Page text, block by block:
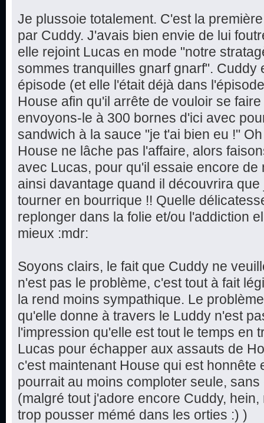
Je plussoie totalement. C'est la
par Cuddy. J'avais bien envie de lui
elle rejoint Lucas en mode "notre
sommes tranquilles gnarf gnarf". Cuddy
épisode (et elle l'était déjà dans
House afin qu'il arrête de vouloir se
envoyons-le à 300 bornes d'ici avec
sandwich à la sauce "je t'ai bien eu !"
House ne lâche pas l'affaire, alors
avec Lucas, pour qu'il essaie encore de
ainsi davantage quand il découvrira
tourner en bourrique !! Quelle
replonger dans la folie et/ou l'addiction
mieux :mdr:
Soyons clairs, le fait que Cuddy ne
n'est pas le problème, c'est tout à fait
la rend moins sympathique. Le
qu'elle donne à travers le Luddy n'est
l'impression qu'elle est tout le temps en
Lucas pour échapper aux assauts de
c'est maintenant House qui est honnête
pourrait au moins comploter seule,
(malgré tout j'adore encore Cuddy,
trop pousser mémé dans les orties :) )